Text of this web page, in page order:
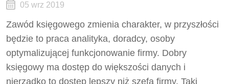
05 wrz 2019
Zawód księgowego zmienia charakter, w przyszłości
będzie to praca analityka, doradcy, osoby
optymalizującej funkcjonowanie firmy. Dobry
księgowy ma dostęp do większości danych i
nierzadko to dostęp lepszy niż szefa firmy. Taki